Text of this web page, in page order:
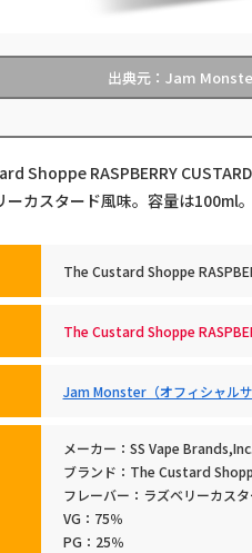
出典元：Jam
Shoppe RASPBERRY
カスタード風味。容量は100ml。
The Custard Shoppe
The Custard Shoppe
Jam Monster（オフィシャルサ
メーカー：SS Vape Brands,Inc.
ブランド：The Custard
フレーバー：ラズベリーカス
VG：75％
PG：25％